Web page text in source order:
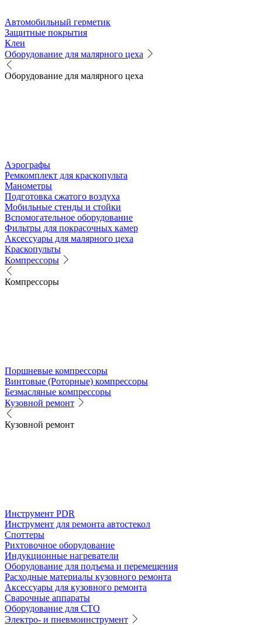
Автомобильный герметик
Защитные покрытия
Клеи
Оборудование для малярного цеха
Оборудование для малярного цеха
Аэрографы
Ремкомплект для краскопульта
Манометры
Подготовка сжатого воздуха
Мобильные стенды и стойки
Вспомогательное оборудование
Фильтры для покрасочных камер
Аксессуары для малярного цеха
Краскопульты
Компрессоры
Компрессоры
Поршневые компрессоры
Винтовые (Роторные) компрессоры
Безмасляные компрессоры
Кузовной ремонт
Кузовной ремонт
Инструмент PDR
Инструмент для ремонта автостекол
Споттеры
Рихтовочное оборудование
Индукционные нагреватели
Оборудование для подъема и перемещения
Расходные материалы кузовного ремонта
Аксессуары для кузовного ремонта
Сварочные аппараты
Оборудование для СТО
Электро- и пневмоинструмент